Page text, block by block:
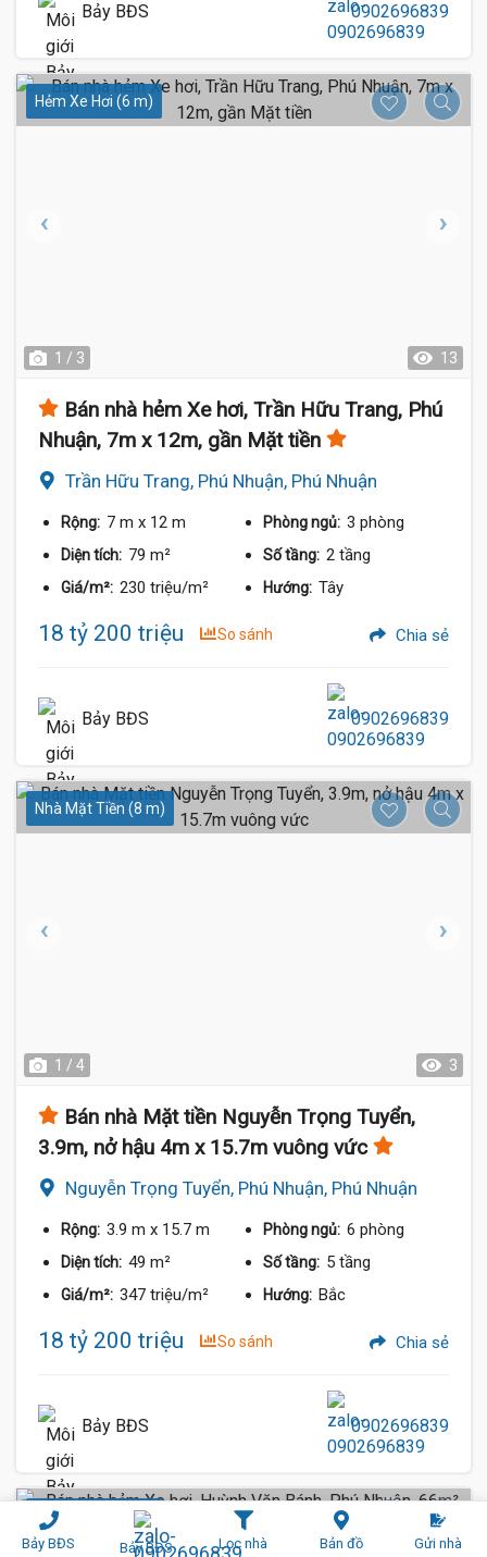
Bảy BĐS Bảy BĐS Lọc nhà Bản đồ Gửi nhà
Bảy BĐS 0902696839
Hẻm Xe Hơi (6 m)
1 / 3 13
Bán nhà hẻm Xe hơi, Trần Hữu Trang, Phú
Nhuận, 7m x 12m, gần Mặt tiền
Trần Hữu Trang, Phú Nhuận, Phú Nhuận
Rộng: 7 m x 12 m Phòng ngủ: 3 phòng
Diện tích: 79 m² Số tầng: 2 tầng
Giá/m²: 230 triệu/m² Hướng: Tây
18 tỷ 200 triệu So sánh Chia sẻ
Bảy BĐS 0902696839
Nhà Mặt Tiền (8 m)
1 / 4 3
Bán nhà Mặt tiền Nguyễn Trọng Tuyển,
3.9m, nở hậu 4m x 15.7m vuông vức
Nguyễn Trọng Tuyển, Phú Nhuận, Phú Nhuận
Rộng: 3.9 m x 15.7 m Phòng ngủ: 6 phòng
Diện tích: 49 m² Số tầng: 5 tầng
Giá/m²: 347 triệu/m² Hướng: Bắc
18 tỷ 200 triệu So sánh Chia sẻ
Bảy BĐS 0902696839
Hẻm Xe Hơi (3 m)